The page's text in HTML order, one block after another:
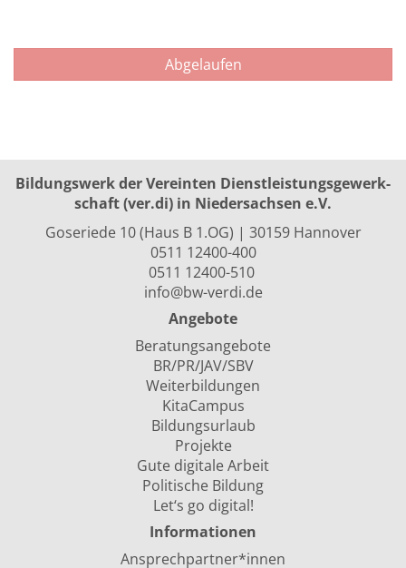
Abgelaufen
Bildungswerk der Vereinten Dienst­leis­tungs­ge­werk­
schaft (ver.di) in Niedersachsen e.V.
Goseriede 10 (Haus B 1.OG) | 30159 Hannover
0511 12400-400
0511 12400-510
info@bw-verdi.de
Angebote
Beratungsangebote
BR/PR/JAV/SBV
Weiterbildungen
KitaCampus
Bildungsurlaub
Projekte
Gute digitale Arbeit
Politische Bildung
Let‘s go digital!
Informationen
Ansprechpartner*innen